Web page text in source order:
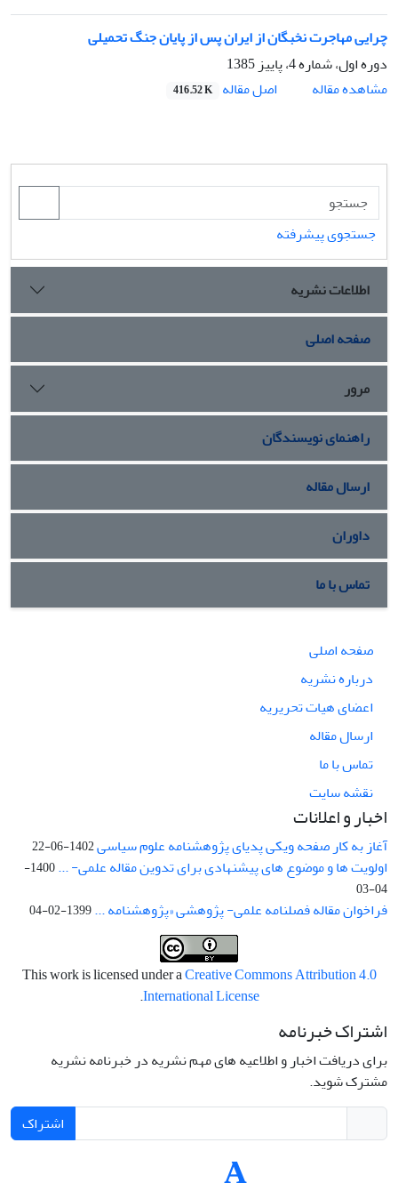
چرایی مهاجرت نخبگان از ایران پس از پایان جنگ تحمیلی
دوره اول، شماره 4، پاییز 1385
مشاهده مقاله
اصل مقاله 416.52 K
جستجوی پیشرفته
اطلاعات نشریه
صفحه اصلی
مرور
راهنمای نویسندگان
ارسال مقاله
داوران
تماس با ما
صفحه اصلی
درباره نشریه
اعضای هیات تحریریه
ارسال مقاله
تماس با ما
نقشه سایت
اخبار و اعلانات
آغاز به کار صفحه ویکی پدیای پژوهشنامه علوم سیاسی1402-06-22
اولویت ها و موضوع های پیشنهادی برای تدوین مقاله علمی- ...
1400-
04-03
فراخوان مقاله فصلنامه علمی- پژوهشی «پژوهشنامه ...1399-02-04
This work is licensed under aCreative Commons Attribution 4.0
International License
.
اشتراک خبرنامه
برای دریافت اخبار و اطلاعیه های مهم نشریه در خبرنامه نشریه
مشترک شوید.
اشتراک